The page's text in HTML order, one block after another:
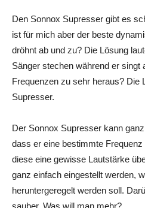
Den Sonnox Supresser gibt es
ist für mich aber der beste
dröhnt ab und zu? Die Lösung
Sänger stechen während er singt
Frequenzen zu sehr heraus? Die
Supresser.
Der Sonnox Supresser kann
dass er eine bestimmte
diese eine gewisse Lautstärke
ganz einfach eingestellt werden,
heruntergeregelt werden soll.
sauber. Was will man mehr?